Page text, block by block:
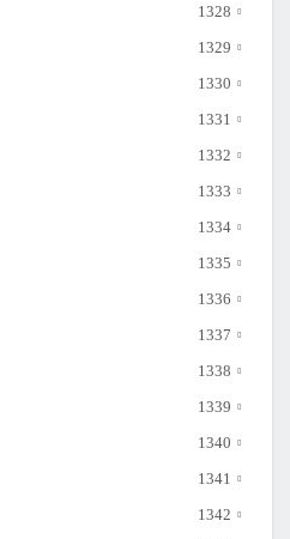
1328
1329
1330
1331
1332
1333
1334
1335
1336
1337
1338
1339
1340
1341
1342